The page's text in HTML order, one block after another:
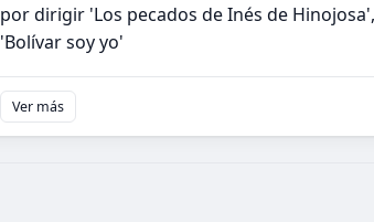
por dirigir 'Los pecados de Inés de
'Bolívar soy yo'
Ver más